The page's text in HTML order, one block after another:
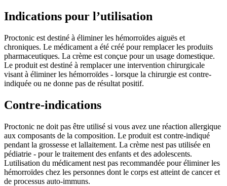
Indications pour l’utilisation
Proctonic est destiné à éliminer les hémorroïdes aiguës et
chroniques. Le médicament a été créé pour remplacer les produits
pharmaceutiques. La crème est conçue pour un usage domestique.
Le produit est destiné à remplacer une intervention chirurgicale
visant à éliminer les hémorroïdes - lorsque la chirurgie est contre-
indiquée ou ne donne pas de résultat positif.
Contre-indications
Proctonic ne doit pas être utilisé si vous avez une réaction allergique
aux composants de la composition. Le produit est contre-indiqué
pendant la grossesse et lallaitement. La crème nest pas utilisée en
pédiatrie - pour le traitement des enfants et des adolescents.
Lutilisation du médicament nest pas recommandée pour éliminer les
hémorroïdes chez les personnes dont le corps est atteint de cancer et
de processus auto-immuns.